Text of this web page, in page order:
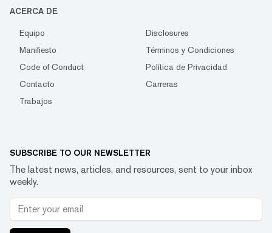
ACERCA DE
Equipo
Disclosures
Manifiesto
Términos y Condiciones
Code of Conduct
Política de Privacidad
Contacto
Carreras
Trabajos
SUBSCRIBE TO OUR NEWSLETTER
The latest news, articles, and resources, sent to your inbox
weekly.